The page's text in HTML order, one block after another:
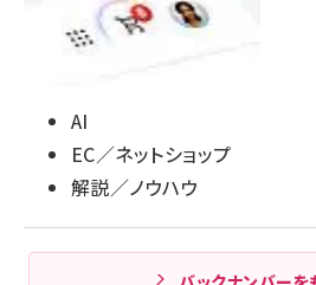
AI
EC／ネットショップ
解説／ノウハウ